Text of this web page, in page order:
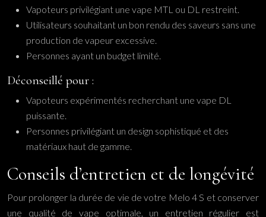
Vapoteurs privilégiant une vape MTL ou DL restreint.
Utilisateurs souhaitant un bon rendu des saveurs sans une
production de vapeur excessive.
Personnes ayant un budget limité.
Déconseillé pour :
Vapoteurs expérimentés recherchant une vape DL
puissante.
Personnes privilégiant un design sophistiqué et des
matériaux haut de gamme.
Conseils d’entretien et de longévité
Pour prolonger la durée de vie de votre Melo 4 S et conserver
une qualité de vape optimale, un entretien régulier est